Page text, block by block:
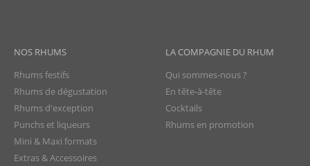
NOS RHUMS
Rhums festifs
Rhums de dégustation
Rhums d'exception
Punchs et liqueurs
Mini & Maxi formats
Extras & Accessoires
LA COMPAGNIE DU RHUM
Qui sommes-nous ?
En tête-à-tête
Cocktails
Rhums en promotion